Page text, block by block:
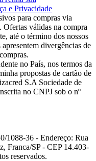
e Privacidade
para compras via
válidas na compra
até o término dos nossos
divergências de
no País, nos termos da
propostas de cartão de
S.A Sociedade de
no CNPJ sob o nº
1088-36 - Endereço: Rua
Franca/SP - CEP 14.403-
reservados.